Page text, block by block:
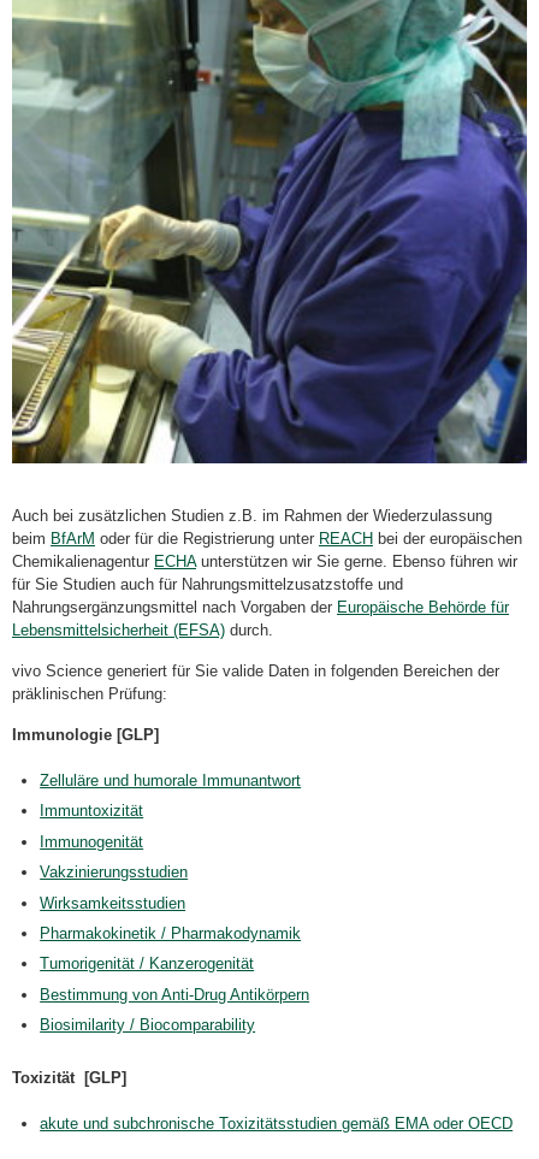
Auch bei zusätzlichen Studien z.B. im Rahmen der Wiederzulassung
beim BfArM oder für die Registrierung unter REACH bei der europäischen
Chemikalienagentur ECHAunterstützen wir Sie gerne. Ebenso führen wir
für Sie Studien auch für Nahrungsmittelzusatzstoffe und
Nahrungsergänzungsmittel nach Vorgaben der Europäische Behörde für
Lebensmittelsicherheit (EFSA) durch.
vivo Science generiert für Sie valide Daten in folgenden Bereichen der
präklinischen Prüfung:
Immunologie [GLP]
Zelluläre und humorale Immunantwort
Immuntoxizität
Immunogenität
Vakzinierungsstudien
Wirksamkeitsstudien
Pharmakokinetik / Pharmakodynamik
Tumorigenität / Kanzerogenität
Bestimmung von Anti-Drug Antikörpern
Biosimilarity / Biocomparability
Toxizität [GLP]
akute und subchronische Toxizitätsstudien gemäß EMA oder OECD